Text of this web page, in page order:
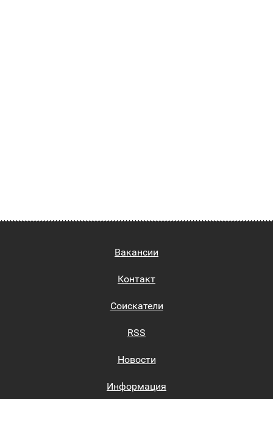
Вакансии
Контакт
Соискатели
RSS
Новости
Информация